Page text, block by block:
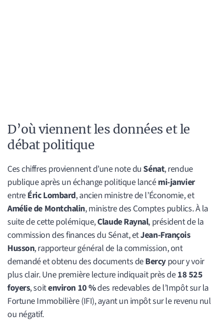
D’où viennent les données et le
débat politique
Ces chiffres proviennent d’une note duSénat, rendue
publique après un échange politique lancémi-janvier
entreÉric Lombard, ancien ministre de l’Économie, et
Amélie de Montchalin, ministre des Comptes publics. À la
suite de cette polémique,Claude Raynal, président de la
commission des finances du Sénat, etJean-François
Husson, rapporteur général de la commission, ont
demandé et obtenu des documents deBercy pour y voir
plus clair. Une première lecture indiquait près de18 525
foyers, soitenviron 10 %des redevables de l’Impôt sur la
Fortune Immobilière (IFI), ayant un impôt sur le revenu nul
ou négatif.